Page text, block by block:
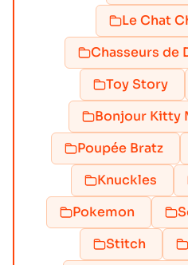
Le Chat
Chasseurs de
Toy Story
Bonjour Kitty
Poupée Bratz
Knuckles
Pokemon
Stitch